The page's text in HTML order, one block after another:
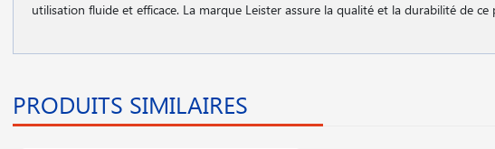
utilisation fluide et efficace. La marque Leister assure la qualité et la durabilité de
PRODUITS SIMILAIRES